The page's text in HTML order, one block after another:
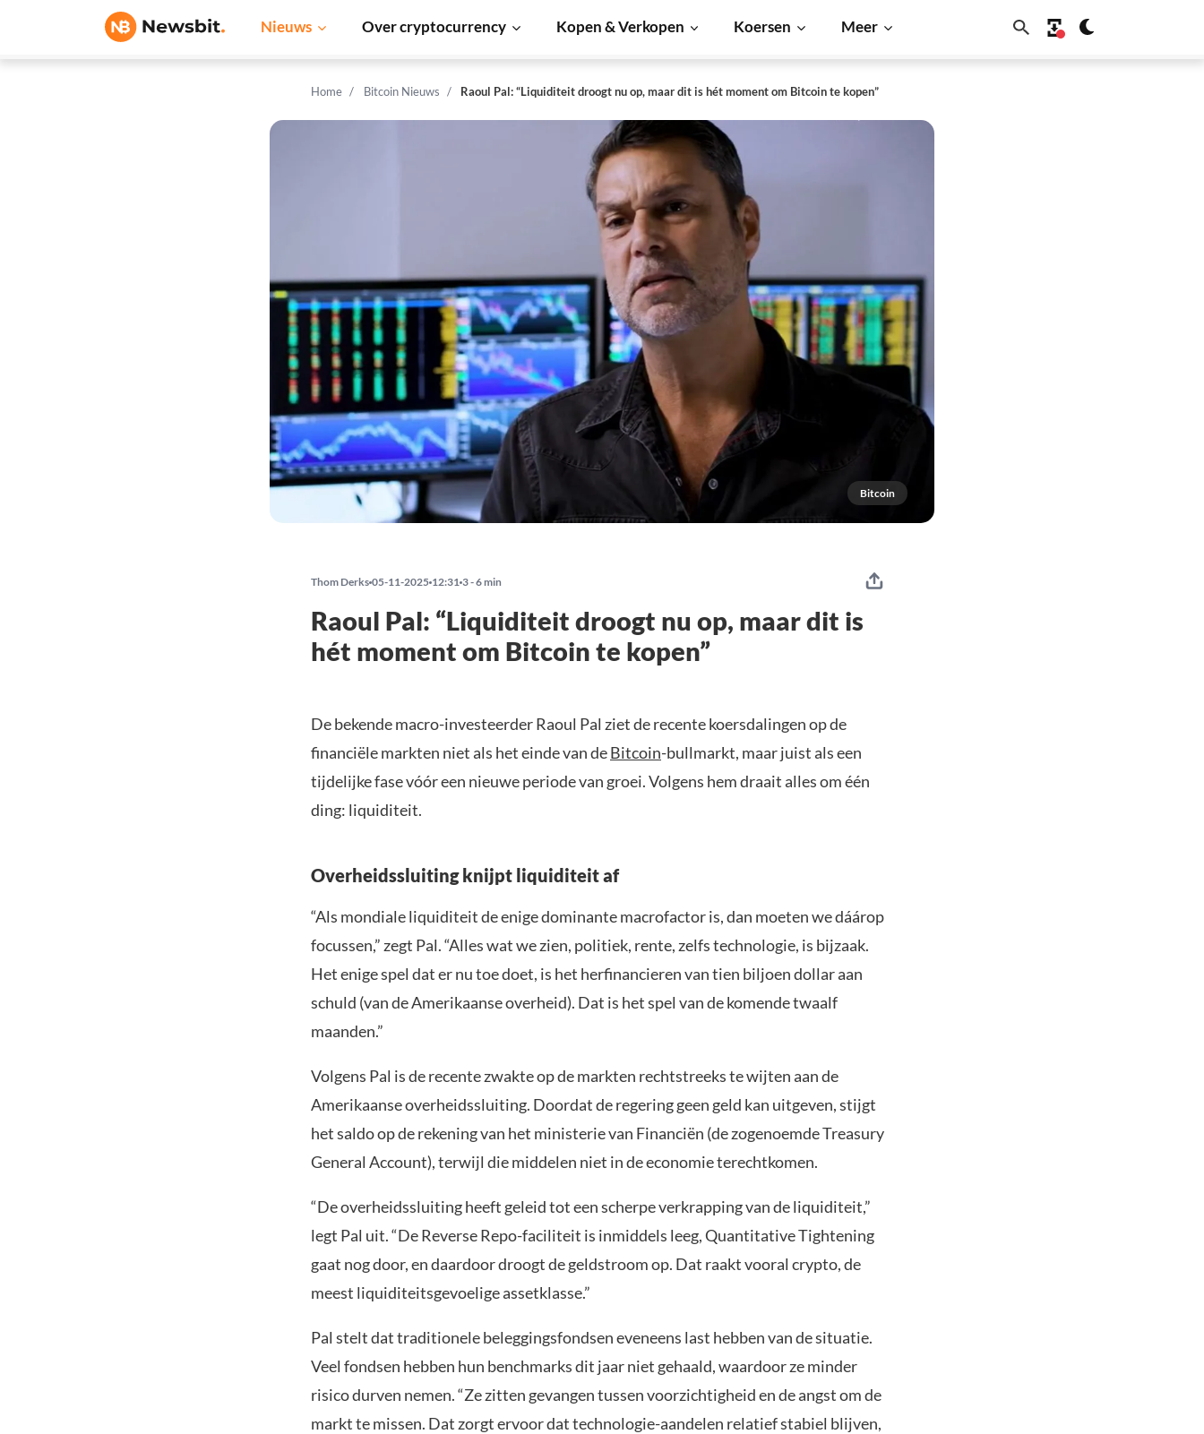
Nieuws Over cryptocurrency Kopen & Verkopen Koersen Meer
Home Bitcoin Nieuws Raoul Pal: “Liquiditeit droogt nu op, maar dit is hét moment om Bitcoin te kopen”
Bitcoin
Thom Derks 05-11-2025 12:31 3 - 6 min
Raoul Pal: “Liquiditeit droogt nu op, maar dit is
hét moment om Bitcoin te kopen”
De bekende macro-investeerder Raoul Pal ziet de recente koersdalingen op de
financiële markten niet als het einde van deBitcoin-bullmarkt, maar juist als een
tijdelijke fase vóór een nieuwe periode van groei. Volgens hem draait alles om één
ding: liquiditeit.
Overheidssluiting knijpt liquiditeit af
“Als mondiale liquiditeit de enige dominante macrofactor is, dan moeten we dáárop
focussen,” zegt Pal. “Alles wat we zien, politiek, rente, zelfs technologie, is bijzaak.
Het enige spel dat er nu toe doet, is het herfinancieren van tien biljoen dollar aan
schuld (van de Amerikaanse overheid). Dat is het spel van de komende twaalf
maanden.”
Volgens Pal is de recente zwakte op de markten rechtstreeks te wijten aan de
Amerikaanse overheidssluiting. Doordat de regering geen geld kan uitgeven, stijgt
het saldo op de rekening van het ministerie van Financiën (de zogenoemde Treasury
General Account), terwijl die middelen niet in de economie terechtkomen.
“De overheidssluiting heeft geleid tot een scherpe verkrapping van de liquiditeit,”
legt Pal uit. “De Reverse Repo-faciliteit is inmiddels leeg, Quantitative Tightening
gaat nog door, en daardoor droogt de geldstroom op. Dat raakt vooral crypto, de
meest liquiditeitsgevoelige assetklasse.”
Pal stelt dat traditionele beleggingsfondsen eveneens last hebben van de situatie.
Veel fondsen hebben hun benchmarks dit jaar niet gehaald, waardoor ze minder
risico durven nemen. “Ze zitten gevangen tussen voorzichtigheid en de angst om de
markt te missen. Dat zorgt ervoor dat technologie-aandelen relatief stabiel blijven,